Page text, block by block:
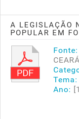
A LEGISLAÇÃO
POPULAR EM
Fonte:
Tema:
Ano: